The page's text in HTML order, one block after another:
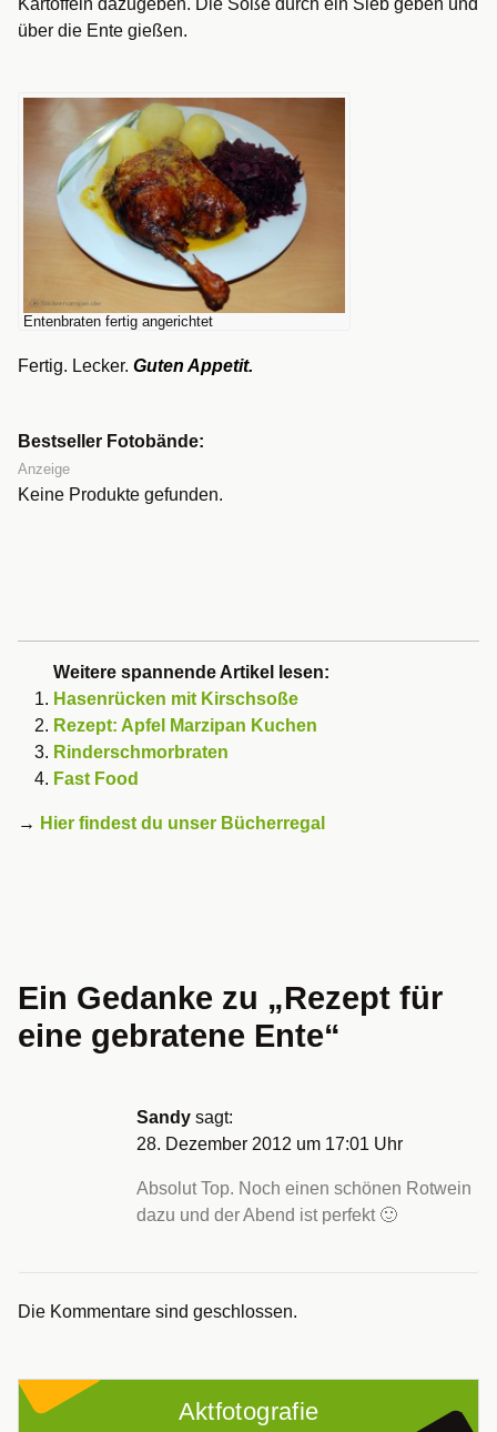
Kartoffeln dazugeben. Die Soße durch ein Sieb geben und
über die Ente gießen.
Entenbraten fertig angerichtet
Fertig. Lecker. Guten Appetit.
Bestseller Fotobände:
Anzeige
Keine Produkte gefunden.
Weitere spannende Artikel lesen:
Hasenrücken mit Kirschsoße
Rezept: Apfel Marzipan Kuchen
Rinderschmorbraten
Fast Food
→ Hier findest du unser Bücherregal
Ein Gedanke zu „Rezept für
eine gebratene Ente“
Sandy sagt:
28. Dezember 2012 um 17:01 Uhr
Absolut Top. Noch einen schönen Rotwein
dazu und der Abend ist perfekt 🙂
Die Kommentare sind geschlossen.
Aktfotografie